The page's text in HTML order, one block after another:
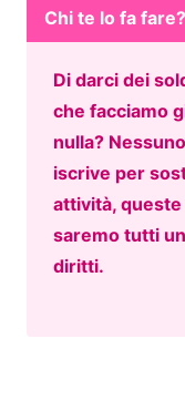
Chi te lo fa fare?
Di darci dei
che facciamo
nulla?
iscrive per
attività, queste
saremo tutti
diritti.